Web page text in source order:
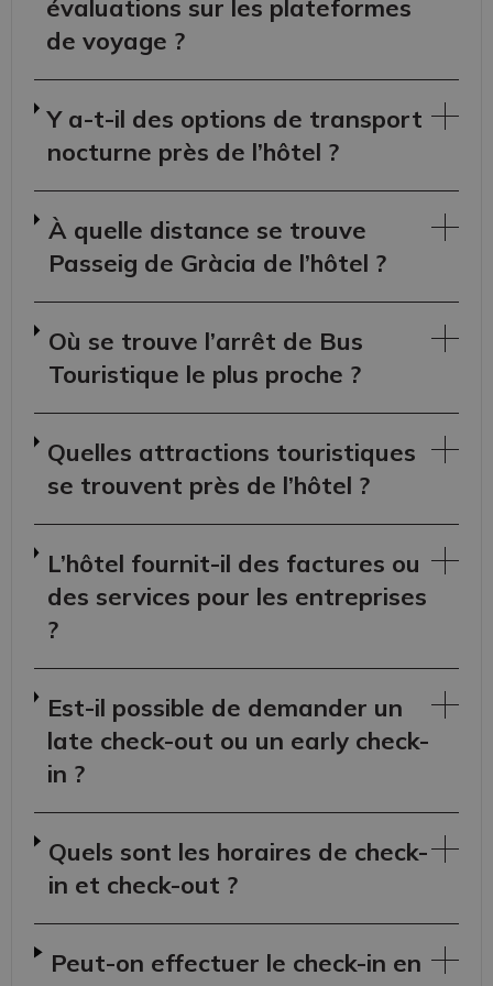
évaluations sur les plateformes
de voyage ?
Y a-t-il des options de transport
nocturne près de l’hôtel ?
À quelle distance se trouve
Passeig de Gràcia de l’hôtel ?
Où se trouve l’arrêt de Bus
Touristique le plus proche ?
Quelles attractions touristiques
se trouvent près de l’hôtel ?
L’hôtel fournit-il des factures ou
des services pour les entreprises
?
Est-il possible de demander un
late check-out ou un early check-
in ?
Quels sont les horaires de check-
in et check-out ?
Peut-on effectuer le check-in en